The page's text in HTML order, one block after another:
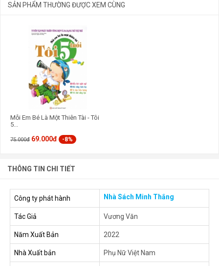
SẢN PHẨM THƯỜNG ĐƯỢC XEM CÙNG
Mỗi Em Bé Là Một Thiên Tài - Tôi
5...
75.000đ 69.000đ -8%
THÔNG TIN CHI TIẾT
Công ty phát hành Nhà Sách Minh Thắng
Tác Giả Vương Văn
Năm Xuất Bản 2022
Nhà Xuất bản Phụ Nữ Việt Nam